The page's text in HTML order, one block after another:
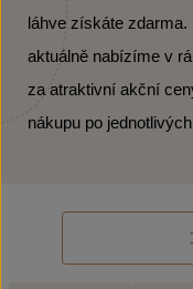
láhve získáte
aktuálně nabízíme v
za atraktivní akční
nákupu po